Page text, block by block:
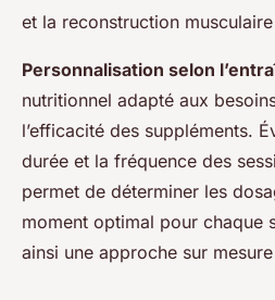
et la reconstruction
Personnalisation selon
nutritionnel adapté aux
l’efficacité des suppléments.
durée et la fréquence des
permet de déterminer les
moment optimal pour chaque
ainsi une approche sur